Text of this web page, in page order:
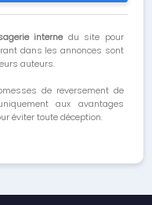
internedu site pour
dans les annonces sont
auteurs.
de reversement de
aux avantages
éviter toute déception.